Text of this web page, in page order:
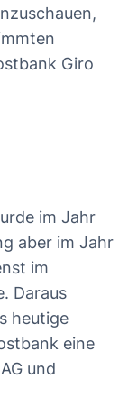
Giro
im Jahr
aber im Jahr
im
Daraus
heutige
eine
und